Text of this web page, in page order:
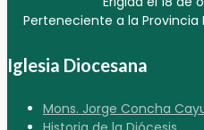
Perteneciente a la
Iglesia Diocesana
Mons. Jorge Concha